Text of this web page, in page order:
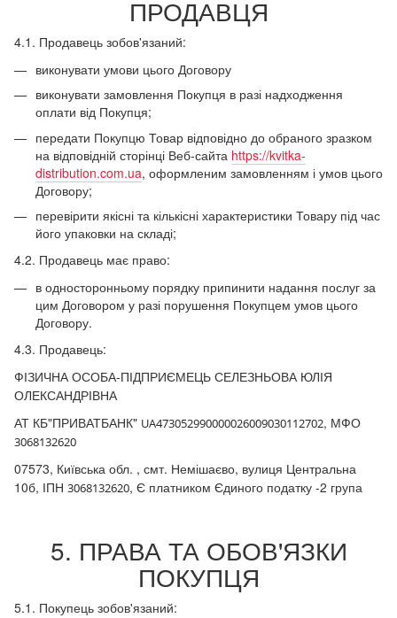
ПРОДАВЦЯ
4.1. Продавець зобов'язаний:
виконувати умови цього Договору
виконувати замовлення Покупця в разі надходження
оплати від Покупця;
передати Покупцю Товар відповідно до обраного зразком
на відповідній сторінці Веб-сайта https://kvitka-
distribution.com.ua, оформленим замовленням і умов цього
Договору;
перевірити якісні та кількісні характеристики Товару під час
його упаковки на складі;
4.2. Продавець має право:
в односторонньому порядку припинити надання послуг за
цим Договором у разі порушення Покупцем умов цього
Договору.
4.3. Продавець:
ФІЗИЧНА ОСОБА-ПІДПРИЄМЕЦЬ СЕЛЕЗНЬОВА ЮЛІЯ
ОЛЕКСАНДРІВНА
АТ КБ"ПРИВАТБАНК" UA473052990000026009030112702, МФО
3068132620
07573, Київська обл. , смт. Немішаєво, вулиця Центральна
10б, ІПН 3068132620, Є платником Єдиного податку -2 група
5. ПРАВА ТА ОБОВ'ЯЗКИ
ПОКУПЦЯ
5.1. Покупець зобов'язаний: